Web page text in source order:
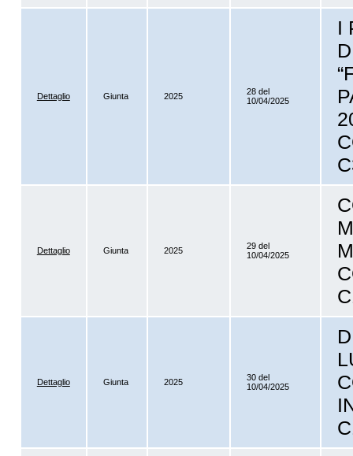
Dettaglio Giunta 2025
28 del
10/04/2025
I
Dettaglio Giunta 2025
29 del
10/04/2025
Dettaglio Giunta 2025
30 del
10/04/2025